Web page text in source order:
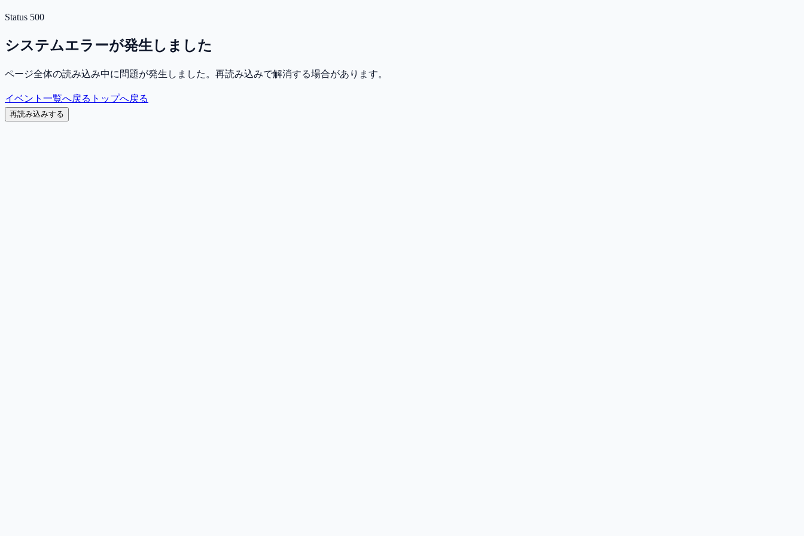
Status 500
システムエラーが発生しました
ページ全体の読み込み中に問題が発生しました。再読み込みで解消する場合があります。
イベント一覧へ戻る トップへ戻る
再読み込みする